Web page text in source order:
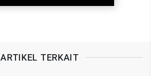
ARTIKEL TERKAIT